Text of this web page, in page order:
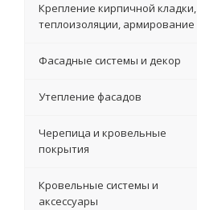
Крепление кирпичной кладки,
теплоизоляции, армирование
Фасадные системы и декор
Утепление фасадов
Черепица и кровельные
покрытия
Кровельные системы и
аксессуары